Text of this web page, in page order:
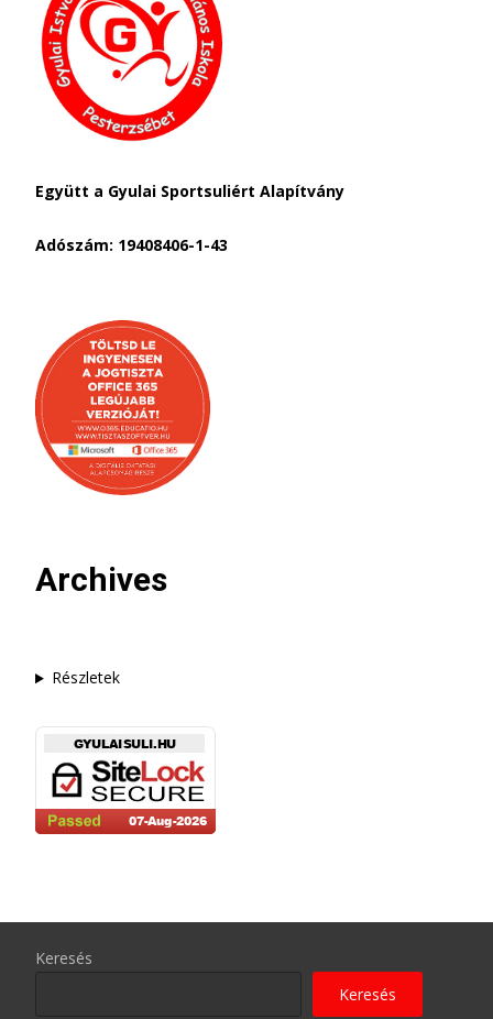
Együtt a Gyulai Sportsuliért Alapítvány
Adószám: 19408406-1-43
Archives
Részletek
Keresés
Keresés